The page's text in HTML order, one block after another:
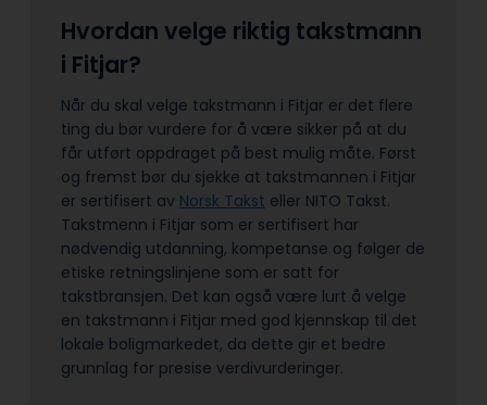
Hvordan velge riktig takstmann
i Fitjar?
Når du skal velge takstmann i Fitjar er det flere
ting du bør vurdere for å være sikker på at du
får utført oppdraget på best mulig måte. Først
og fremst bør du sjekke at takstmannen i Fitjar
er sertifisert av Norsk Takst eller NITO Takst.
Takstmenn i Fitjar som er sertifisert har
nødvendig utdanning, kompetanse og følger de
etiske retningslinjene som er satt for
takstbransjen. Det kan også være lurt å velge
en takstmann i Fitjar med god kjennskap til det
lokale boligmarkedet, da dette gir et bedre
grunnlag for presise verdivurderinger.